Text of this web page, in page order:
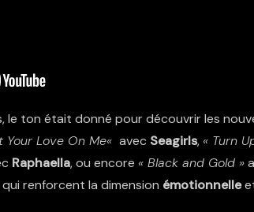
le ton était donné pour découvrir les
Your Love On Me« avec Seagirls, « Turn
Raphaella, ou encore « Black and Gold »
renforcent la dimension émotionnelle